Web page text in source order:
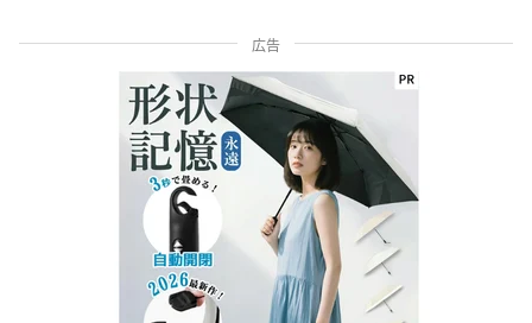
広告